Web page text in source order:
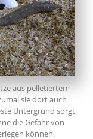
aus pelletiertem
sie dort auch
Untergrund sorgt
die Gefahr von
können.